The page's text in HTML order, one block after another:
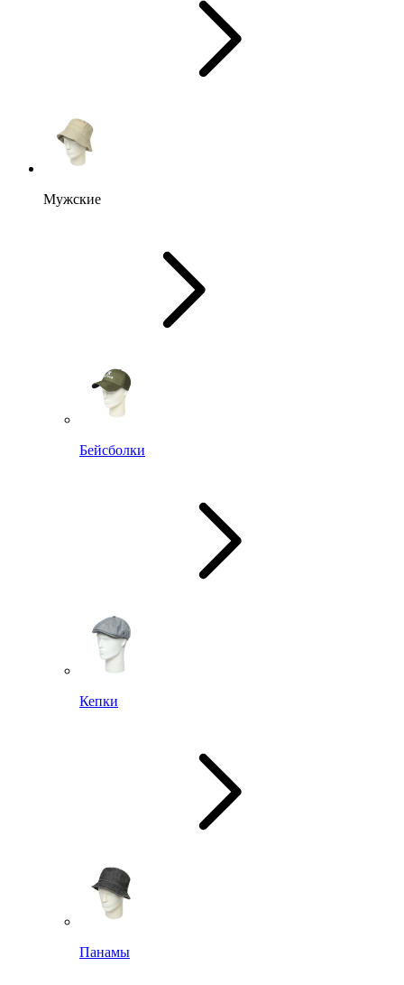
Мужские
Бейсболки
Кепки
Панамы